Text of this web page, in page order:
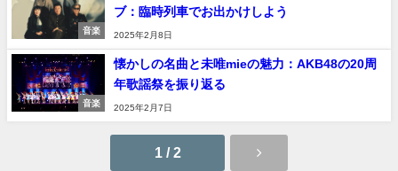
音楽
ブ：臨時列車でお出かけしよう
2025年2月8日
音楽
懐かしの名曲と未唯mieの魅力：AKB48の20周
年歌謡祭を振り返る
2025年2月7日
1 / 2